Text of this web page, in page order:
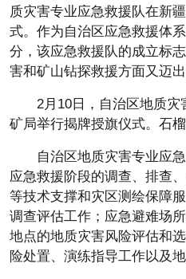
质灾害专业应急救援队在新
式。作为自治区应急救援体
分，该应急救援队的成立标
害和矿山钻探救援方面又迈出
2月10日，自治区地质
矿局举行揭牌授旗仪式。石
自治区地质灾害专业应
应急救援阶段的调查、排查
等技术支撑和灾区测绘保障
调查评估工作；应急避难场
地点的地质灾害风险评估和
险处置、演练指导工作以及